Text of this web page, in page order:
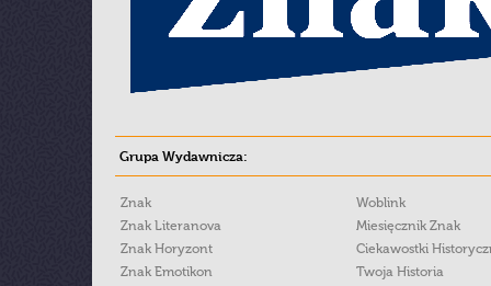
Grupa Wydawnicza:
Znak
Znak Literanova
Znak Horyzont
Znak Emotikon
Woblink
Miesięcznik Znak
Ciekawostki
Twoja Historia